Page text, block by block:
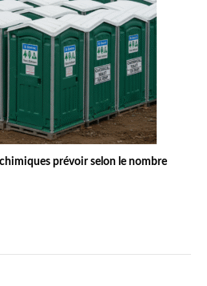
prévoir selon le nombre